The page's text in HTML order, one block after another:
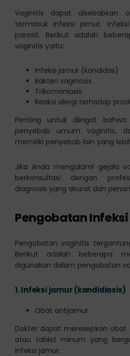
Vaginitis dapat disebabkan
termasuk infeksi jamur,
parasit. Berikut adalah
vaginitis yaitu:
Infeksi jamur (kandidas)
Bakteri vaginosis
Trikomoniasis
Reaksi alergi terhadap
Penting untuk diingat
penyebab umum vaginitis,
memiliki penyebab lain yang
Jika Anda mengalami gejala
berkonsultasi dengan
diagnosis yang akurat dan
Pengobatan
Pengobatan vaginitis
Berikut adalah beberapa
digunakan dalam pengobatan
1.Infeksi jamur (kandidiasis)
Obat antijamur
Dokter dapat meresepkan
atau tablet minum yang
infeksi jamur.